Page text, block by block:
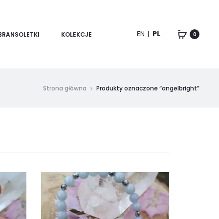
KOLEKCJE 0
EN PL
Strona główna Produkty oznaczone “angelbright”